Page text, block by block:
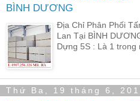
BÌNH DƯƠNG
Địa Chỉ Phân Phối
Lan Tại BÌNH
Dựng 5S : Là 1 trong
Thứ Ba, 19 tháng 6,